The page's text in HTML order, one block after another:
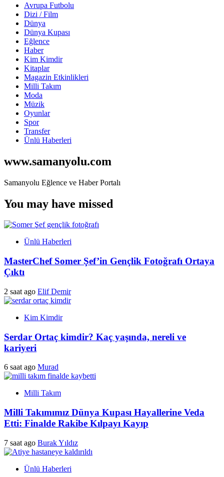
Avrupa Futbolu
Dizi / Film
Dünya
Dünya Kupası
Eğlence
Haber
Kim Kimdir
Kitaplar
Magazin Etkinlikleri
Milli Takım
Moda
Müzik
Oyunlar
Spor
Transfer
Ünlü Haberleri
www.samanyolu.com
Samanyolu Eğlence ve Haber Portalı
You may have missed
Ünlü Haberleri
MasterChef Somer Şef’in Gençlik Fotoğrafı Ortaya
Çıktı
2 saat ago Elif Demir
Kim Kimdir
Serdar Ortaç kimdir? Kaç yaşında, nereli ve
kariyeri
6 saat ago Murad
Milli Takım
Milli Takımımız Dünya Kupası Hayallerine Veda
Etti: Finalde Rakibe Kılpayı Kayıp
7 saat ago Burak Yıldız
Ünlü Haberleri